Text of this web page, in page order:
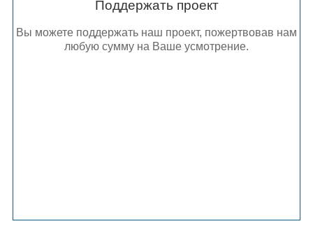
Поддержать проект
Вы можете поддержать наш проект, пожертвовав нам
любую сумму на Ваше усмотрение.